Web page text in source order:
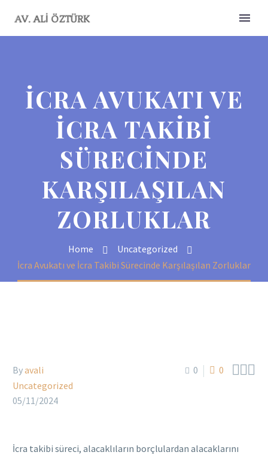
İCRA AVUKATI VE
İCRA TAKIBI
SÜRECINDE
KARŞILAŞILAN
ZORLUKLAR
Home
Uncategorized
İcra Avukatı ve İcra Takibi Sürecinde Karşılaşılan Zorluklar
0 0 
Byavali
Uncategorized
05/11/2024
İcra takibi süreci, alacaklıların borçlulardan alacaklarını